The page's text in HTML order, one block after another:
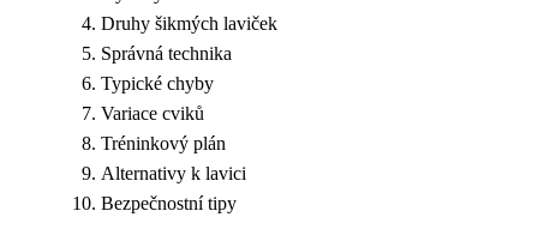
Druhy šikmých laviček
Správná technika
Typické chyby
Variace cviků
Tréninkový plán
Alternativy k lavici
Bezpečnostní tipy